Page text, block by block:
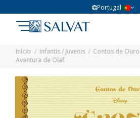
Portugal
Início Infantis / Juvenis Contos de Ouro
Aventura de Olaf